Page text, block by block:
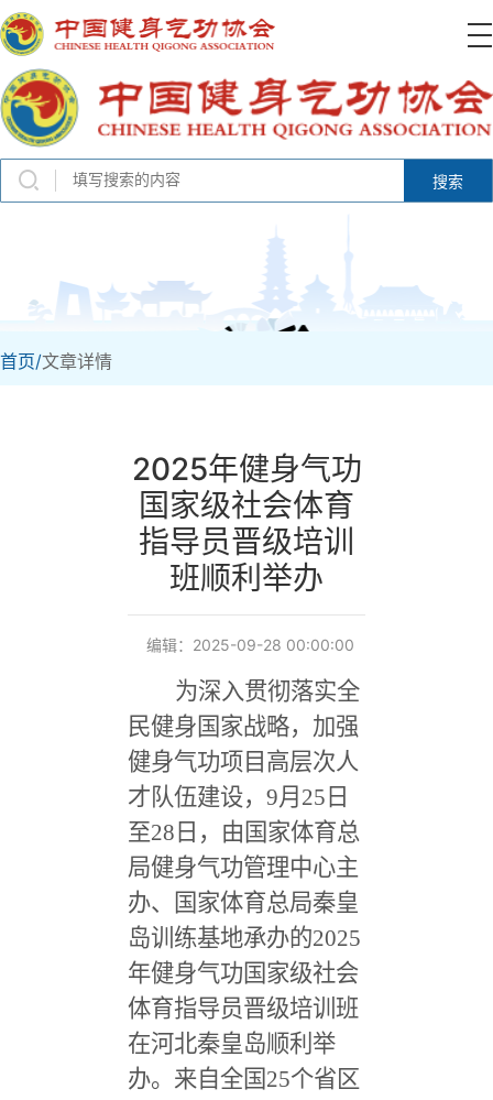
搜索
首页/文章详情
2025年健身气功
国家级社会体育
指导员晋级培训
班顺利举办
编辑：2025-09-28 00:00:00
为深入贯彻落实全
民健身国家战略，加强
健身气功项目高层次人
才队伍建设， 9月 25 日
至28 日，由国家体育总
局健身气功管理中心主
办、国家体育总局秦皇
岛训练基地承办的2025
年健身气功国家级社会
体育指导员晋级培训班
在河北秦皇岛顺利举
办。来自全国 25个省区